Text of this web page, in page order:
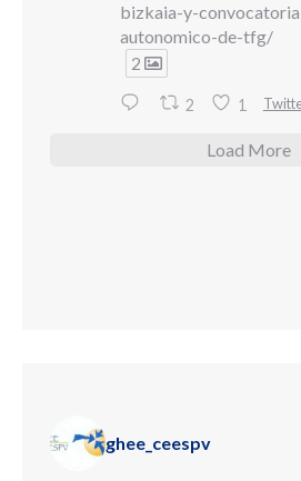
bizkaia-y-
autonomico-de-tfg/
2
2 1
Load More
ghee_ceespv